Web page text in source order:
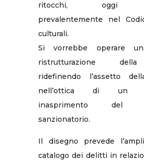
ritocchi, oggi
prevalentemente nel
culturali.
Si vorrebbe operare
ristrutturazione
ridefinendo l’assetto
nell’ottica di un
inasprimento del
sanzionatorio.
Il disegno prevede
catalogo dei delitti in